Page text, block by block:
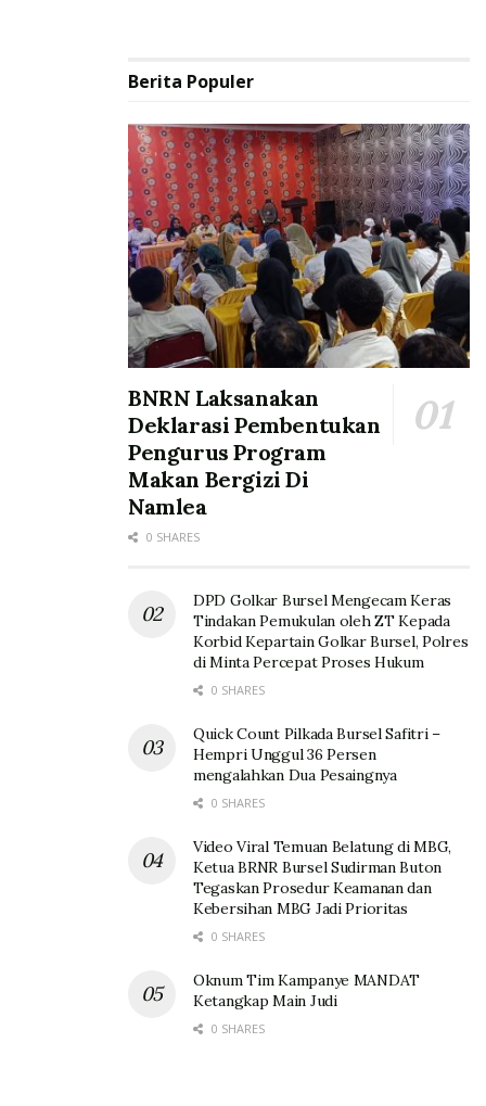
Berita Populer
BNRN Laksanakan
Deklarasi Pembentukan
Pengurus Program
Makan Bergizi Di
Namlea
0 SHARES
DPD Golkar Bursel Mengecam Keras
Tindakan Pemukulan oleh ZT Kepada
Korbid Kepartain Golkar Bursel, Polres
di Minta Percepat Proses Hukum
0 SHARES
Quick Count Pilkada Bursel Safitri –
Hempri Unggul 36 Persen
mengalahkan Dua Pesaingnya
0 SHARES
Video Viral Temuan Belatung di MBG,
Ketua BRNR Bursel Sudirman Buton
Tegaskan Prosedur Keamanan dan
Kebersihan MBG Jadi Prioritas
0 SHARES
Oknum Tim Kampanye MANDAT
Ketangkap Main Judi
0 SHARES